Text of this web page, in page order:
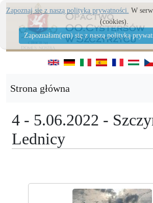
Strona główna
4 - 5.06.2022 -
Lednicy
Zapoznaj się z naszą polityka prywatności. W
(cookies).
Zapoznałam(em) się z naszą polityką